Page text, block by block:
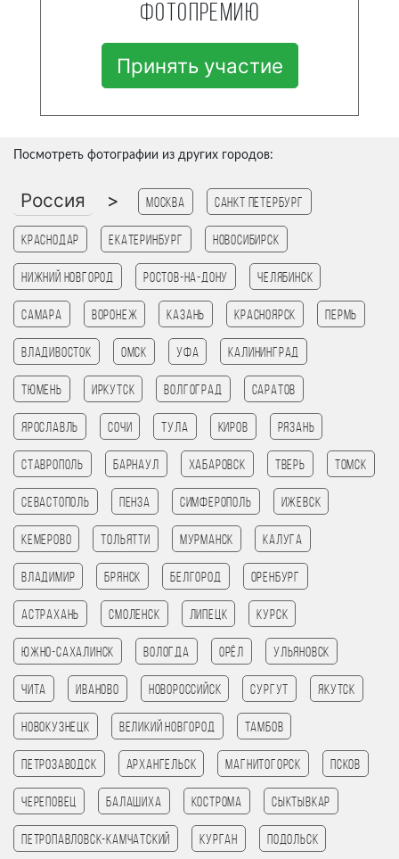
фотопремию
Принять участие
Посмотреть фотографии из других городов:
Россия > Москва Санкт Петербург
Краснодар Екатеринбург Новосибирск
Нижний Новгород Ростов-на-Дону Челябинск
Самара Воронеж Казань Красноярск Пермь
Владивосток Омск Уфа Калининград
Тюмень Иркутск Волгоград Саратов
Ярославль Сочи Тула Киров Рязань
Ставрополь Барнаул Хабаровск Тверь Томск
Севастополь Пенза Симферополь Ижевск
Кемерово Тольятти Мурманск Калуга
Владимир Брянск Белгород Оренбург
Астрахань Смоленск Липецк Курск
Южно-Сахалинск Вологда Орёл Ульяновск
Чита Иваново Новороссийск Сургут Якутск
Новокузнецк Великий Новгород Тамбов
Петрозаводск Архангельск Магнитогорск Псков
Череповец Балашиха Кострома Сыктывкар
Петропавловск-Камчатский Курган Подольск